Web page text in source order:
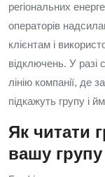
регіональних
операторів
клієнтам і
відключень. У разі
лінію компанії, де
підкажуть групу і
Як читати
вашу групу